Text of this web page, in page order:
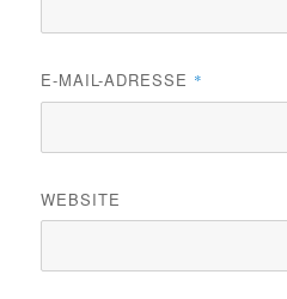
E-MAIL-ADRESSE *
WEBSITE